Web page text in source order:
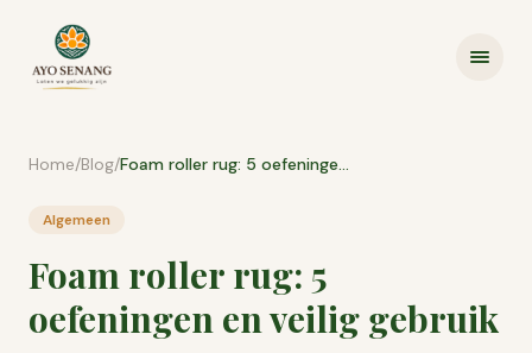
Home/Blog/ Foam roller rug: 5 oefeningen en veilig gebruik
Algemeen
Foam roller rug: 5
oefeningen en veilig gebruik